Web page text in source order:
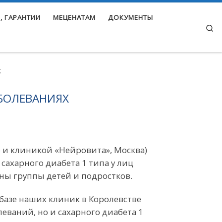
ГАРАНТИИ МЕЦЕНАТАМ ДОКУМЕНТЫ
клиникой «Нейровита», Москва)
диабета 1 типа у лиц
группы детей и подростков.
наших клиник в Королевстве
но и сахарного диабета 1